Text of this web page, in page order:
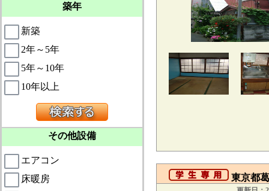
築年
新築
2年～5年
5年～10年
10年以上
その他設備
エアコン
床暖房
東京都